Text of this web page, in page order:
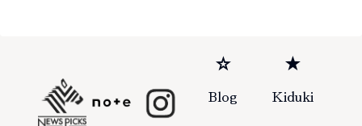
☆
Blog
★
Kiduki